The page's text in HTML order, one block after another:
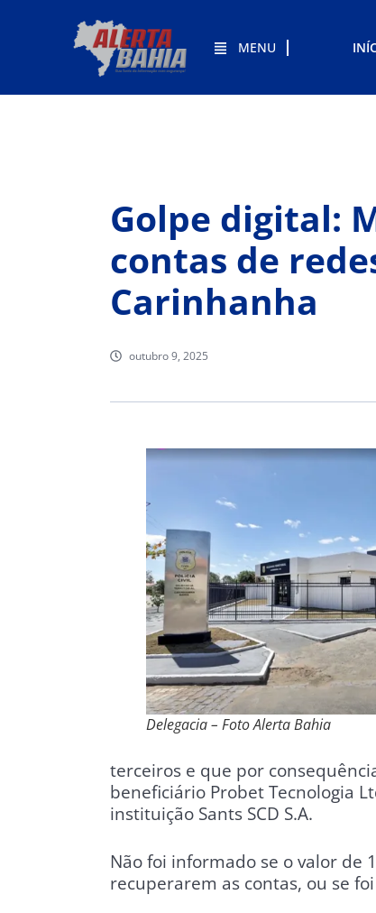
MENU
Golpe digital:
contas de
Carinhanha
outubro 9, 2025
Delegacia – Foto Alerta Bahia
terceiros e que por
beneficiário Probet Tecnologia
instituição Sants SCD S.A.
Não foi informado se o valor de
recuperarem as contas, ou se